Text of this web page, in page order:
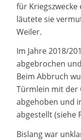
für
läutete sie
Weiler.
Im Jahre 2018/
abgebrochen
Beim Abbruch
Türmlein mit der
abgehoben und
abgestellt (siehe
Bislang war